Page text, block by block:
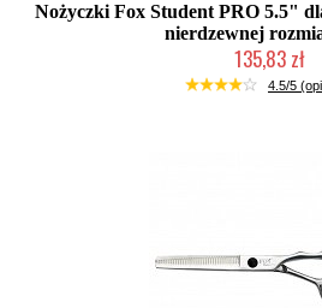
Nożyczki Fox Student PRO 5.5"
nierdzewnej
135,83 zł
Duża ilość (wysyłka
4.5/5